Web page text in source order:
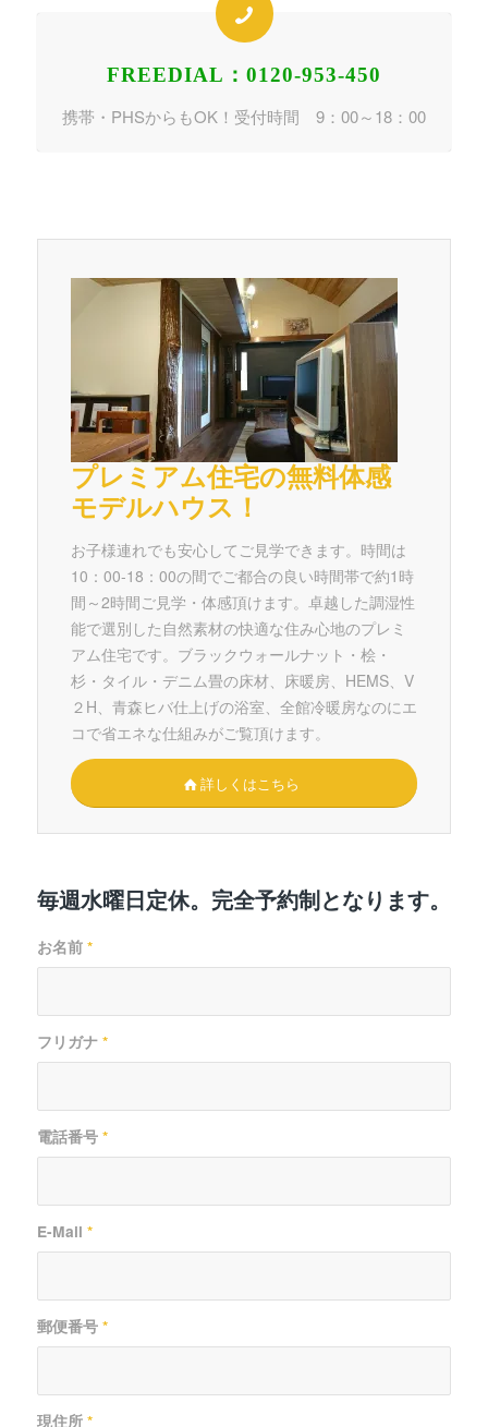
FREEDIAL：0120-953-450
携帯・PHSからもOK！受付時間 9：00～18：00
プレミアム住宅の無料体感
モデルハウス！
お子様連れでも安心してご見学できます。時間は
10：00-18：00の間でご都合の良い時間帯で約1時
間～2時間ご見学・体感頂けます。卓越した調湿性
能で選別した自然素材の快適な住み心地のプレミ
アム住宅です。ブラックウォールナット・桧・
杉・タイル・デニム畳の床材、床暖房、HEMS、V
２H、青森ヒバ仕上げの浴室、全館冷暖房なのにエ
コで省エネな仕組みがご覧頂けます。
詳しくはこちら
毎週水曜日定休。完全予約制となります。
お名前 *
フリガナ *
電話番号 *
E-Mail *
郵便番号 *
現住所 *